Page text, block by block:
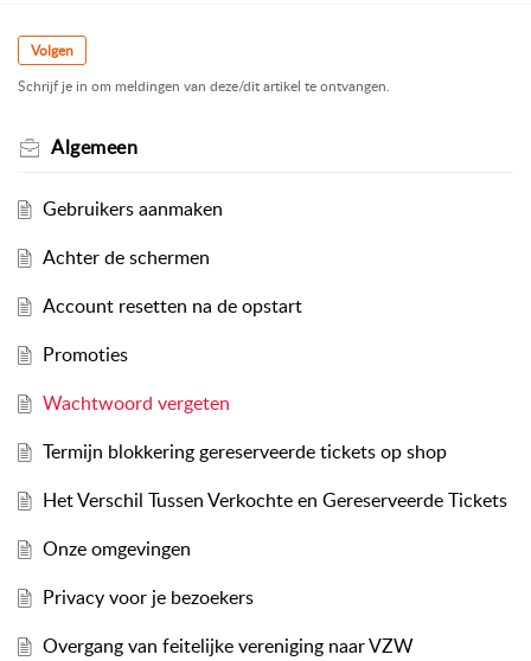
Volgen
Schrijf je in om meldingen van deze/dit artikel te ontvangen.
Algemeen
Gebruikers aanmaken
Achter de schermen
Account resetten na de opstart
Promoties
Wachtwoord vergeten
Termijn blokkering gereserveerde tickets op shop
Het Verschil Tussen Verkochte en Gereserveerde Tickets
Onze omgevingen
Privacy voor je bezoekers
Overgang van feitelijke vereniging naar VZW